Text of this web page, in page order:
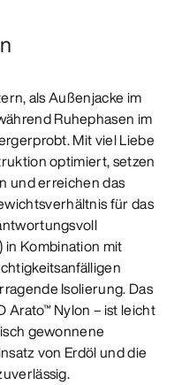
als Außenjacke im
Ruhephasen im
Mit viel Liebe
optimiert, setzen
und erreichen das
für das
Kombination mit
Isolierung. Das
Arato™ Nylon – ist leicht
gewonnene
von Erdöl und die